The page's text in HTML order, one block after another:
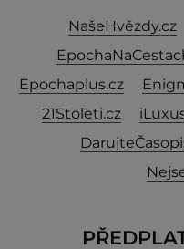
NašeHvězdy.cz
Epochaplus.cz
21Stoleti.cz